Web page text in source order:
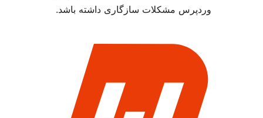
سازگاری داشته باشد.